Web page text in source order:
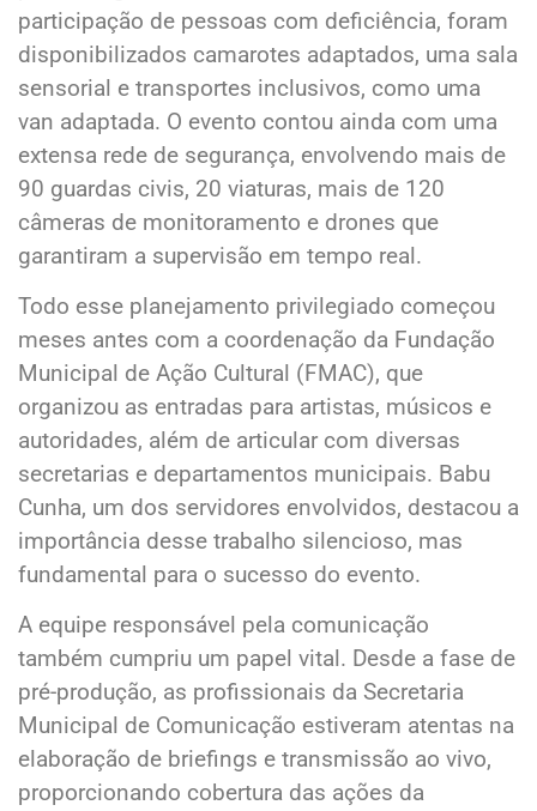
participação de pessoas com deficiência, foram
disponibilizados camarotes adaptados, uma sala
sensorial e transportes inclusivos, como uma
van adaptada. O evento contou ainda com uma
extensa rede de segurança, envolvendo mais de
90 guardas civis, 20 viaturas, mais de 120
câmeras de monitoramento e drones que
garantiram a supervisão em tempo real.
Todo esse planejamento privilegiado começou
meses antes com a coordenação da Fundação
Municipal de Ação Cultural (FMAC), que
organizou as entradas para artistas, músicos e
autoridades, além de articular com diversas
secretarias e departamentos municipais. Babu
Cunha, um dos servidores envolvidos, destacou a
importância desse trabalho silencioso, mas
fundamental para o sucesso do evento.
A equipe responsável pela comunicação
também cumpriu um papel vital. Desde a fase de
pré-produção, as profissionais da Secretaria
Municipal de Comunicação estiveram atentas na
elaboração de briefings e transmissão ao vivo,
proporcionando cobertura das ações da